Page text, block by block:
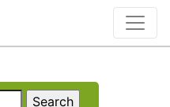
Góra,